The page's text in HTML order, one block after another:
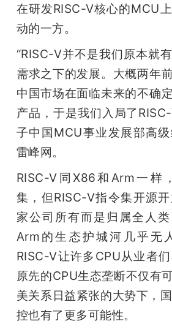
爱
机
在研发RISC-V核心的MCU
动的一方。
“RISC-V并不是我们原本就
需求之下的发展。大概两年
中国市场在面临未来的不确
产品，于是我们入局了
子中国MCU事业发展部高
雷峰网。
RISC-V同X86和Arm一样
集，但RISC-V指令集开源
家公司所有而是归属全人
Arm的生态护城河几乎无
RISC-V让许多CPU从业者
原先的CPU生态垄断不仅有
美关系日益紧张的大势下，
控也有了更多可能性。